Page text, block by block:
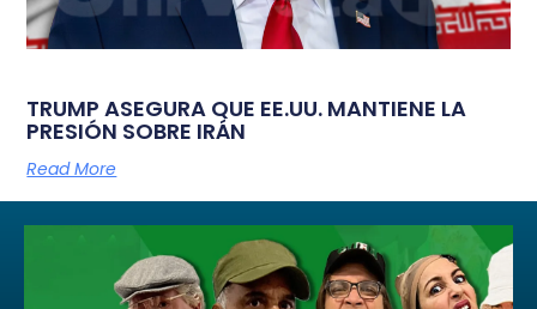
TRUMP ASEGURA QUE EE.UU. MANTIENE LA
PRESIÓN SOBRE IRÁN
Read More